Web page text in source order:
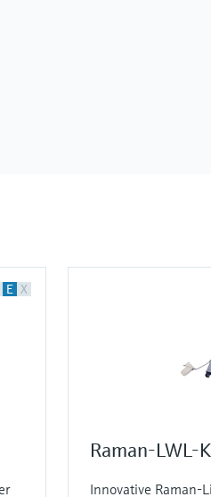
E X
Raman-LWL-
Innovative Raman-